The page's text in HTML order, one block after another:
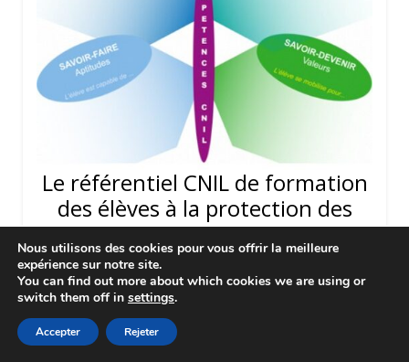
Le référentiel CNIL de formation
des élèves à la protection des
données personnelles
30 Avril 2022
Un référentiel, initié par la CNIL, a été adopté au
plan international par l’ensemble des autorités
de protection des données. Il a vocation à être
Nous utilisons des cookies pour vous offrir la meilleure
expérience sur notre site.
You can find out more about which cookies we are using or
switch them off in settings.
Accepter Rejeter